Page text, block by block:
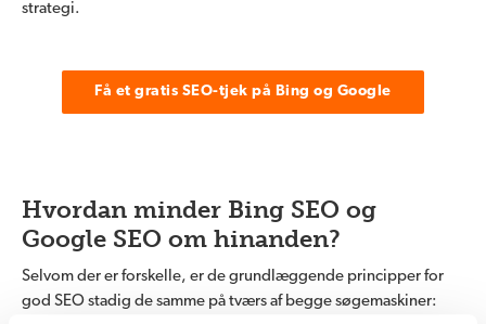
strategi.
Få et gratis SEO-tjek på Bing og Google
Hvordan minder Bing SEO og
Google SEO om hinanden?
Selvom der er forskelle, er de grundlæggende principper for
god SEO stadig de samme på tværs af begge søgemaskiner: